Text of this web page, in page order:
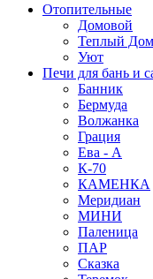
Отопительные
Домовой
Теплый Дом
Уют
Печи для бань и
Банник
Бермуда
Волжанка
Грация
Ева - А
К-70
КАМЕНКА
Меридиан
МИНИ
Паленица
ПАР
Сказка